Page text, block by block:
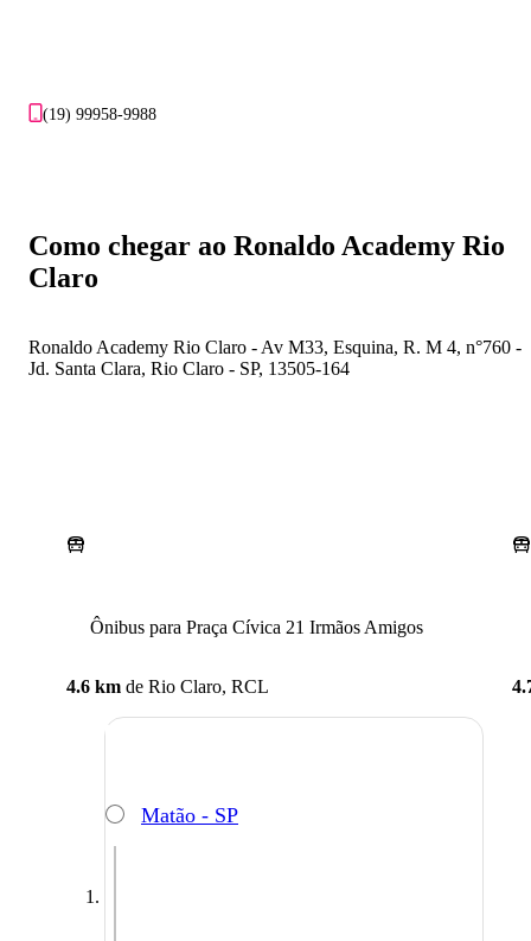
(19) 99958-9988
Como chegar ao Ronaldo Academy Rio
Claro
Ronaldo Academy Rio Claro - Av M33, Esquina, R. M 4, n°760 -
Jd. Santa Clara, Rio Claro - SP, 13505-164
Ônibus para Praça Cívica 21 Irmãos Amigos
4.6 km de Rio Claro, RCL
Matão - SP